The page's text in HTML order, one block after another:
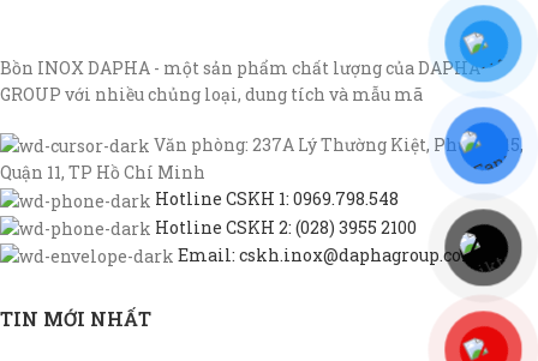
Bồn INOX DAPHA - một sản phẩm chất lượng của DAPHA
GROUP với nhiều chủng loại, dung tích và mẫu mã
Văn phòng: 237A Lý Thường Kiệt, Phường 15,
Quận 11, TP Hồ Chí Minh
Hotline CSKH 1: 0969.798.548
Hotline CSKH 2: (028) 3955 2100
Email: cskh.inox@daphagroup.com
TIN MỚI NHẤT